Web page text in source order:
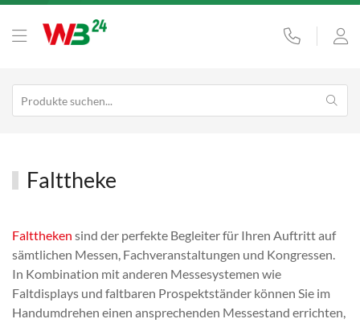
Falttheke
Falttheken sind der perfekte Begleiter für Ihren Auftritt auf
sämtlichen Messen, Fachveranstaltungen und Kongressen.
In Kombination mit anderen Messesystemen wie
Faltdisplays und faltbaren Prospektständer können Sie im
Handumdrehen einen ansprechenden Messestand errichten,